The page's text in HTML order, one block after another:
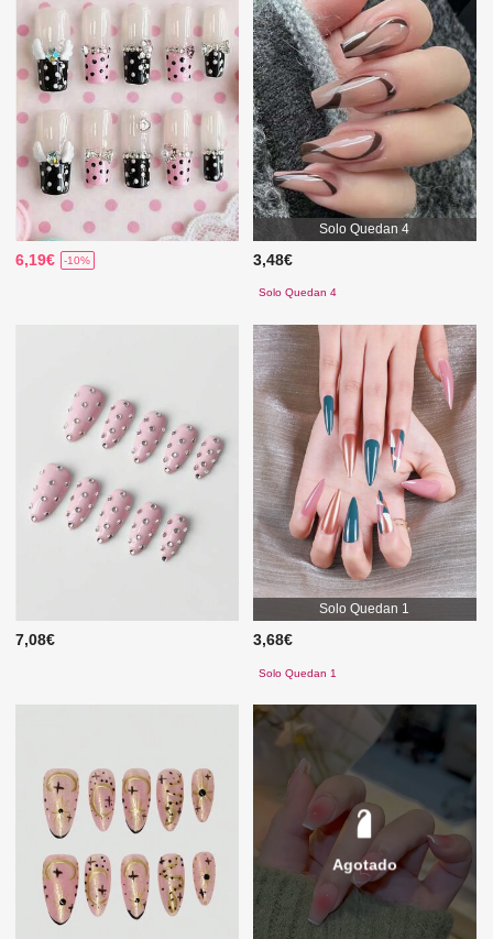
6,19€ -10%
Solo Quedan 4
3,48€
Solo Quedan 4
7,08€
Solo Quedan 1
3,68€
Solo Quedan 1
Agotado